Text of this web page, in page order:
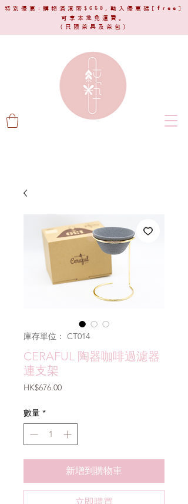
特別優惠:購物滿港幣$650,輸入優惠碼[ free ]
可享本地免運費。
(只限茶具及茶包)​
庫存單位： CT014
CERAFUL 陶器咖啡過濾器
連支架
HK$676.00價
數量 *
新增到購物車